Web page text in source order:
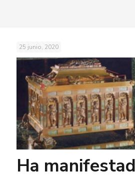
25 junio, 2020
Ha